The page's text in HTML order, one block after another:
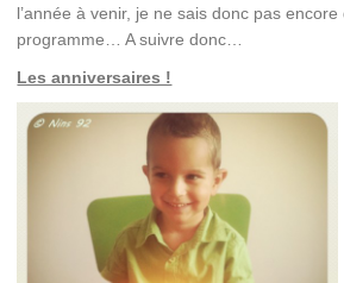
l’année à venir, je ne sais donc pas encore
programme… A suivre donc…
Les anniversaires !